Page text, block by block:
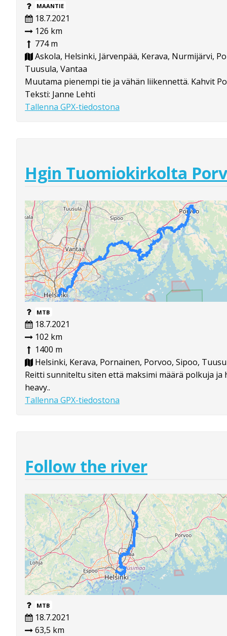
MAANTIE
18.7.2021
126 km
774 m
Askola, Helsinki, Järvenpää, Kerava, Nurmijärvi,
Tuusula, Vantaa
Muutama pienempi tie ja vähän liikennettä. Kahvit
Teksti: Janne Lehti
Tallenna GPX-tiedostona
Hgin Tuomiokirkolta
MTB
18.7.2021
102 km
1400 m
Helsinki, Kerava, Pornainen, Porvoo, Sipoo,
Reitti sunniteltu siten että maksimi määrä polkuja ja
heavy..
Tallenna GPX-tiedostona
Follow the river
MTB
18.7.2021
63,5 km